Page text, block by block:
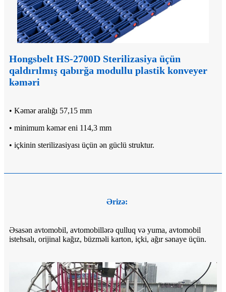
Hongsbelt HS-2700D Sterilizasiya üçün
qaldırılmış qabırğa modullu plastik konveyer
kəməri
• Kəmər aralığı 57,15 mm
• minimum kəmər eni 114,3 mm
• içkinin sterilizasiyası üçün ən güclü struktur.
Ərizə:
Əsasən avtomobil, avtomobillərə qulluq və yuma, avtomobil
istehsalı, orijinal kağız, büzməli karton, içki, ağır sənaye üçün.